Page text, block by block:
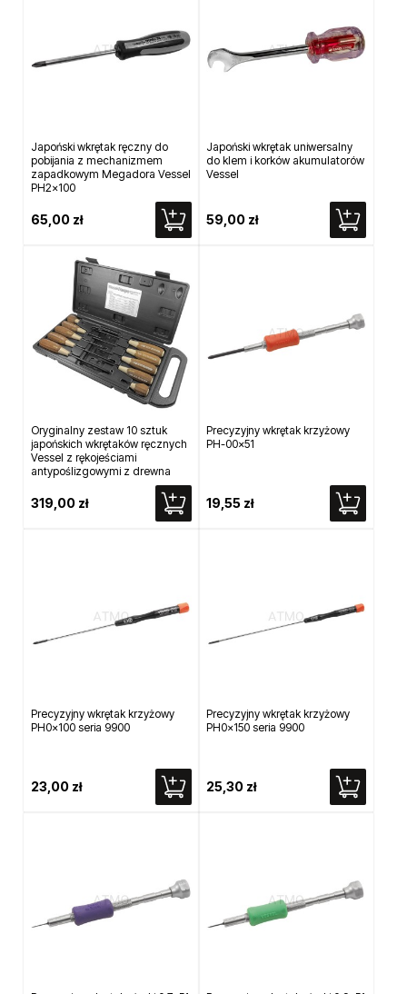
Japoński wkrętak ręczny do
pobijania z mechanizmem
zapadkowym Megadora Vessel
PH2x100
65,00 zł
Japoński wkrętak uniwersalny
do klem i korków akumulatorów
Vessel
59,00 zł
Oryginalny zestaw 10 sztuk
japońskich wkrętaków ręcznych
Vessel z rękojeściami
antypoślizgowymi z drewna
319,00 zł
Precyzyjny wkrętak krzyżowy
PH-00x51
19,55 zł
Precyzyjny wkrętak krzyżowy
PH0x100 seria 9900
23,00 zł
Precyzyjny wkrętak krzyżowy
PH0x150 seria 9900
25,30 zł